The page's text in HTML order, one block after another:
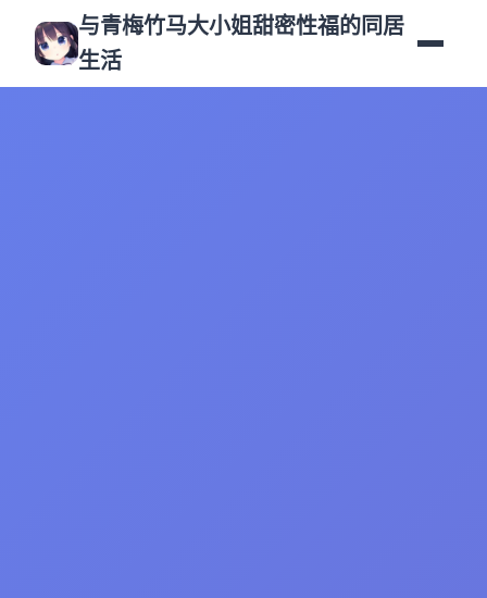
与青梅竹马大小姐甜密性福的同居
生活